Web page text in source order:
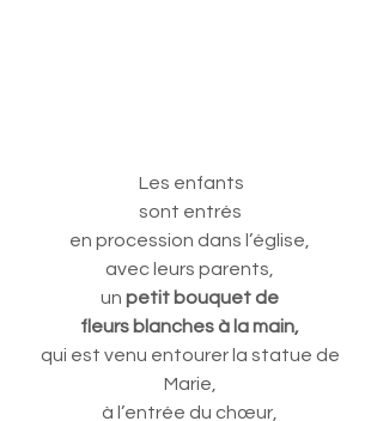
Les enfants
sont entrés
en procession dans l’église,
avec leurs parents,
un petit bouquet de
fleurs blanches à la main,
qui est venu entourer la statue de
Marie,
à l’entrée du chœur,